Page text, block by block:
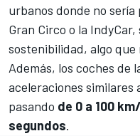
urbanos donde no
Gran Circo o la
sostenibilidad, algo que
Además, los coches de
aceleraciones similares
pasando de 0 a 100
segundos.